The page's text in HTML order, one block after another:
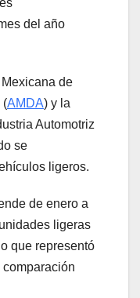
del año
de
(AMDA) y la
Automotriz
se
ligeros.
de enero a
ligeras
que representó